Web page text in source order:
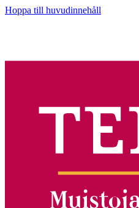
Hoppa till huvudinnehåll